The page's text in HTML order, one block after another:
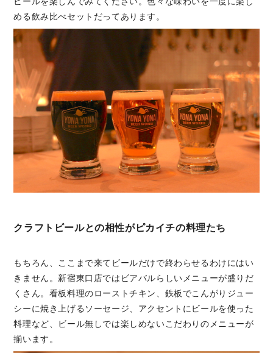
める飲み比べセットだってあります。
クラフトビールとの相性がピカイチの料理たち
もちろん、ここまで来てビールだけで終わらせるわけにはい
きません。新宿東口店ではビアバルらしいメニューが盛りだ
くさん。看板料理のローストチキン、鉄板でこんがりジュー
シーに焼き上げるソーセージ、アクセントにビールを使った
料理など、ビール無しでは楽しめないこだわりのメニューが
揃います。